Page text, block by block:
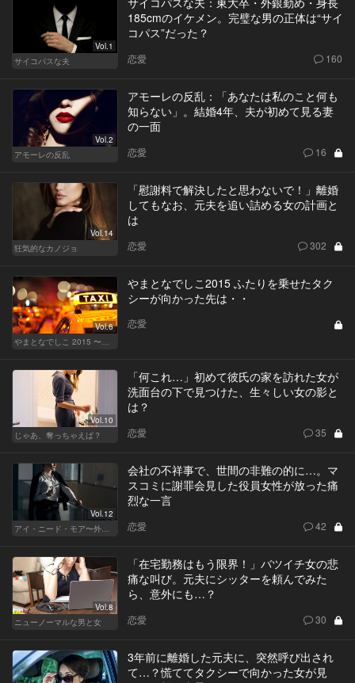
Vol.1
サイコパスな夫
185cmのイケメン。完璧な男の正体は“サイ
コパス”だった？
恋愛 160
Vol.2
アモーレの反乱
アモーレの反乱：「あなたは私のこと何も
知らない」。結婚4年、夫が初めて見る妻
の一面
恋愛 16
Vol.14
狂気的なカノジョ
「慰謝料で解決したと思わないで！」離婚
してもなお、元夫を追い詰める女の計画と
は
恋愛 302
Vol.6
やまとなでしこ 2015 〜極上の結婚〜
やまとなでしこ2015 ふたりを乗せたタク
シーが向かった先は・・
恋愛
Vol.10
じゃあ、奪っちゃえば？
「何これ…」初めて彼氏の家を訪れた女が
洗面台の下で見つけた、生々しい女の影と
は？
恋愛 35
Vol.12
アイ・ニード・モア〜外資系オンナの欲望〜
会社の不祥事で、世間の非難の的に…。マ
スコミに謝罪会見した役員女性が放った痛
烈な一言
恋愛 42
Vol.8
ニューノーマルな男と女
「在宅勤務はもう限界！」バツイチ女の悲
痛な叫び。元夫にシッターを頼んでみた
ら、意外にも…？
恋愛 30
3年前に離婚した元夫に、突然呼び出され
て…？慌ててタクシーで向かった女が見